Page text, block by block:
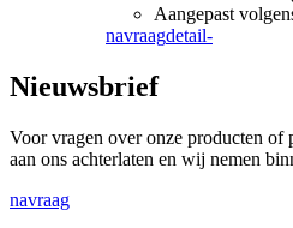
Aangepast
navraagdetail-
Nieuwsbrief
Voor vragen over onze producten
aan ons achterlaten en wij nemen
navraag